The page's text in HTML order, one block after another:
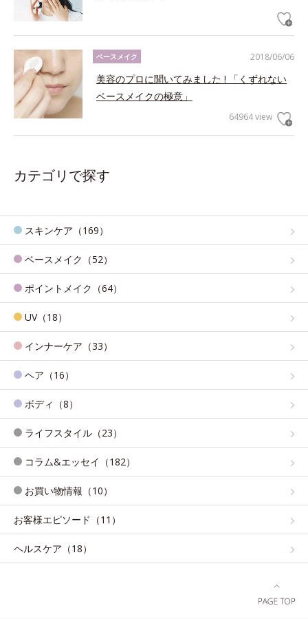
2018/06/06
ベースメイク
美容のプロに聞いてみました ! 「くずれない
ベースメイクの極意」
64964 view
カテゴリで探す
スキンケア（169）
ベースメイク（52）
ポイントメイク（64）
UV（18）
インナーケア（33）
ヘア（16）
ボディ（8）
ライフスタイル（23）
コラム&エッセイ（182）
お買い物情報（10）
お客様エピソード（11）
ヘルスケア（18）